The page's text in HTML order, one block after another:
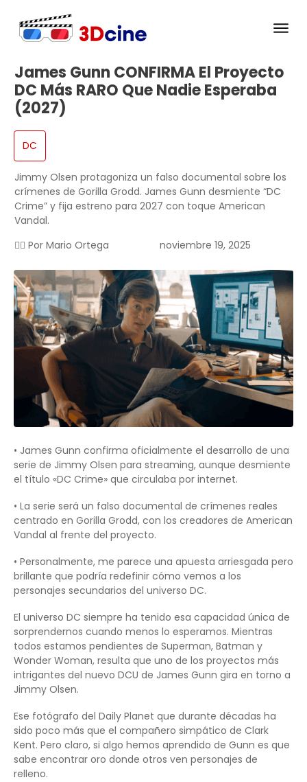
James Gunn CONFIRMA El Proyecto
DC Más RARO Que Nadie Esperaba
(2027)
DC
Jimmy Olsen protagoniza un falso documental sobre los
crímenes de Gorilla Grodd. James Gunn desmiente “DC
Crime” y fija estreno para 2027 con toque American
Vandal.
✍🏻 Por Mario Ortega noviembre 19, 2025
• James Gunn confirma oficialmente el desarrollo de una
serie de Jimmy Olsen para streaming, aunque desmiente
el título «DC Crime» que circulaba por internet.
• La serie será un falso documental de crímenes reales
centrado en Gorilla Grodd, con los creadores de American
Vandal al frente del proyecto.
• Personalmente, me parece una apuesta arriesgada pero
brillante que podría redefinir cómo vemos a los
personajes secundarios del universo DC.
El universo DC siempre ha tenido esa capacidad única de
sorprendernos cuando menos lo esperamos. Mientras
todos estamos pendientes de Superman, Batman y
Wonder Woman, resulta que uno de los proyectos más
intrigantes del nuevo DCU de James Gunn gira en torno a
Jimmy Olsen.
Ese fotógrafo del Daily Planet que durante décadas ha
sido poco más que el compañero simpático de Clark
Kent. Pero claro, si algo hemos aprendido de Gunn es que
sabe encontrar oro donde otros ven personajes de
relleno.